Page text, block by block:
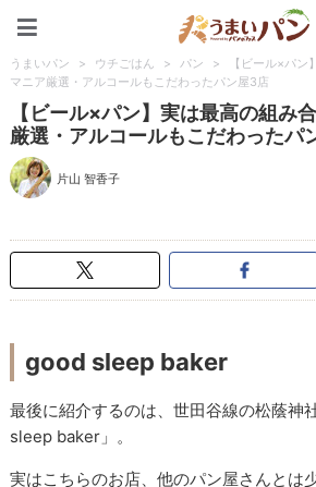
うまいパン > ウチごはん > パン >
【ビール×パ
マニア厳選・アルコールもこだわったパン屋3店
【ビール×パン】実は最高の組み
厳選・アルコールもこだわったパ
片山 智香子
good sleep baker
最後に紹介するのは、世田谷線の松蔭神
sleep baker」。
実はこちらのお店、他のパン屋さんとは